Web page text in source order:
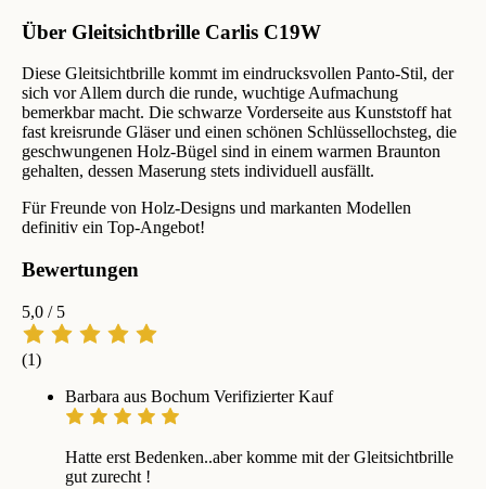
Über Gleitsichtbrille Carlis C19W
Diese Gleitsichtbrille kommt im eindrucksvollen Panto-Stil, der
sich vor Allem durch die runde, wuchtige Aufmachung
bemerkbar macht. Die schwarze Vorderseite aus Kunststoff hat
fast kreisrunde Gläser und einen schönen Schlüssellochsteg, die
geschwungenen Holz-Bügel sind in einem warmen Braunton
gehalten, dessen Maserung stets individuell ausfällt.
Für Freunde von Holz-Designs und markanten Modellen
definitiv ein Top-Angebot!
Bewertungen
5,0 / 5
(1)
Barbara aus Bochum Verifizierter Kauf
Hatte erst Bedenken..aber komme mit der Gleitsichtbrille
gut zurecht !